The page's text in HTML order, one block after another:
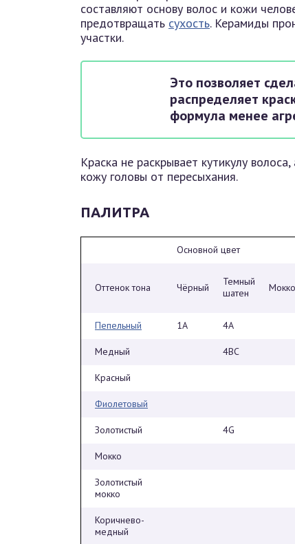
составляют основу волос и кожи
предотвращать сухость. Керамиды
участки.
Это позволяет
распределяет
формула менее
Краска не раскрывает кутикулу
кожу головы от пересыхания.
ПАЛИТРА
Основной цвет
Оттенок тона Чёрный
Темный
шатен
Мокко
Пепельный 1А 4А
Медный 4BC
Красный
Фиолетовый
Золотистый 4G
Мокко
Золотистый
мокко
Коричнево-
медный